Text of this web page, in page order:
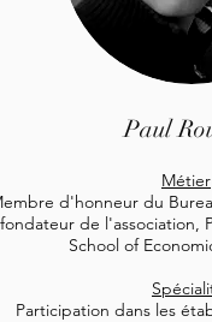
Paul
Métier
d'honneur du
fondateur de l'association,
School of
Participation dans les